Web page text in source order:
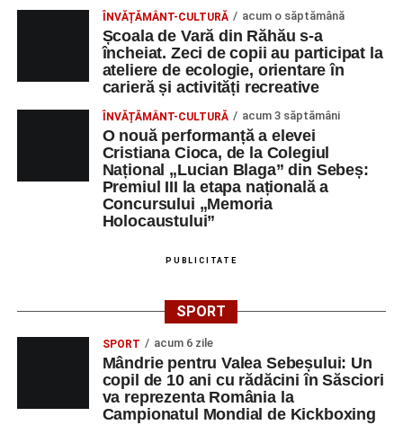
(Race Office) pentru competiția„Cicloaventurier de
Râpa Roșie
Orele 17.00–20.00
– Antrenamente libere pe traseul de
Centrul Cultural „Lucian Blaga”
Sebeș – Sala de spectacole
– Proiecție cinematografică:
Gabi Virginia Șarga și Cătălin Rotaru, producător Gabi
DUMINICĂ, 23 AUGUST 2026
Râpa Roșie
ÎNVĂȚĂMÂNT-CULTURĂ acum o săptămână
Școala de Vară din Răhău s-a
încheiat. Zeci de copii au participat la
ateliere de ecologie, orientare în
carieră și activități recreative
ÎNVĂȚĂMÂNT-CULTURĂ acum 3 săptămâni
O nouă performanță a elevei
Cristiana Cioca, de la Colegiul
Național „Lucian Blaga” din Sebeș:
Premiul III la etapa națională a
Concursului „Memoria
Holocaustului”
PUBLICITATE
SPORT
SPORT acum 6 zile
Mândrie pentru Valea Sebeșului: Un
copil de 10 ani cu rădăcini în Săsciori
va reprezenta România la
Campionatul Mondial de Kickboxing